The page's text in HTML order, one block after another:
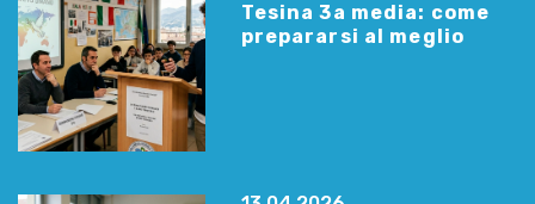
Tesina 3a media: come
prepararsi al meglio